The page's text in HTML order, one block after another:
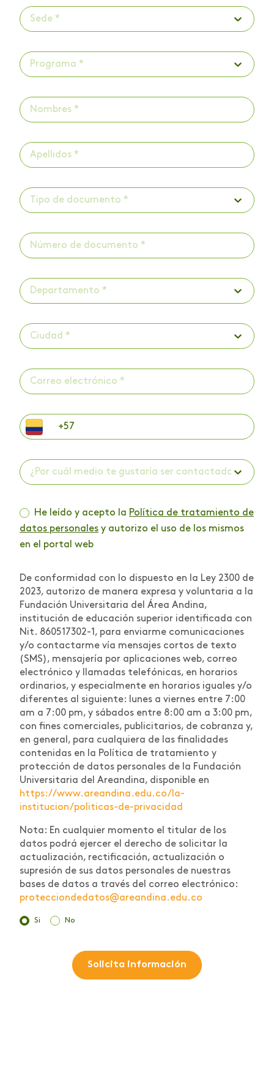
Sede *
Programa *
Tipo de documento *
Departamento *
Ciudad *
¿Por cuál medio te gustaría ser contactado? *
He leído y acepto la Política de tratamiento de
datos personales y autorizo el uso de los mismos
en el portal web
De conformidad con lo dispuesto en la Ley 2300 de
2023, autorizo de manera expresa y voluntaria a la
Fundación Universitaria del Área Andina,
institución de educación superior identificada con
Nit. 860517302-1, para enviarme comunicaciones
y/o contactarme vía mensajes cortos de texto
(SMS), mensajería por aplicaciones web, correo
electrónico y llamadas telefónicas, en horarios
ordinarios, y especialmente en horarios iguales y/o
diferentes al siguiente: lunes a viernes entre 7:00
am a 7:00 pm, y sábados entre 8:00 am a 3:00 pm,
con fines comerciales, publicitarios, de cobranza y,
en general, para cualquiera de las finalidades
contenidas en la Política de tratamiento y
protección de datos personales de la Fundación
Universitaria del Areandina, disponible en
https://www.areandina.edu.co/la-
institucion/politicas-de-privacidad
Nota: En cualquier momento el titular de los
datos podrá ejercer el derecho de solicitar la
actualización, rectificación, actualización o
supresión de sus datos personales de nuestras
bases de datos a través del correo electrónico:
protecciondedatos@areandina.edu.co
Si No
Solicita información